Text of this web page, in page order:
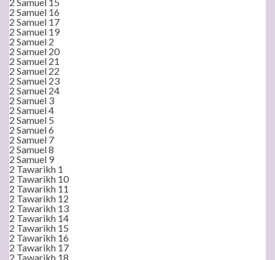
2 Samuel 16
2 Samuel 17
2 Samuel 19
2 Samuel 2
2 Samuel 20
2 Samuel 21
2 Samuel 22
2 Samuel 23
2 Samuel 24
2 Samuel 3
2 Samuel 4
2 Samuel 5
2 Samuel 6
2 Samuel 7
2 Samuel 8
2 Samuel 9
2 Tawarikh 1
2 Tawarikh 10
2 Tawarikh 11
2 Tawarikh 12
2 Tawarikh 13
2 Tawarikh 14
2 Tawarikh 15
2 Tawarikh 16
2 Tawarikh 17
2 Tawarikh 18